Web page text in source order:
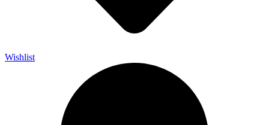
Wishlist